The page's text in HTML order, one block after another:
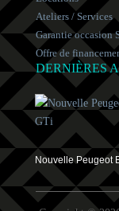
Ateliers / Services
Garantie occasion
Offre de
DERNIÈRES
Nouvelle Peugeot